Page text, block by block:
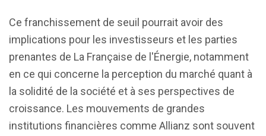
Ce franchissement de seuil pourrait avoir des
implications pour les investisseurs et les parties
prenantes de La Française de l'Énergie, notamment
en ce qui concerne la perception du marché quant à
la solidité de la société et à ses perspectives de
croissance. Les mouvements de grandes
institutions financières comme Allianz sont souvent